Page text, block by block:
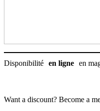
Disponibilité en ligne en
Want a discount? Become a